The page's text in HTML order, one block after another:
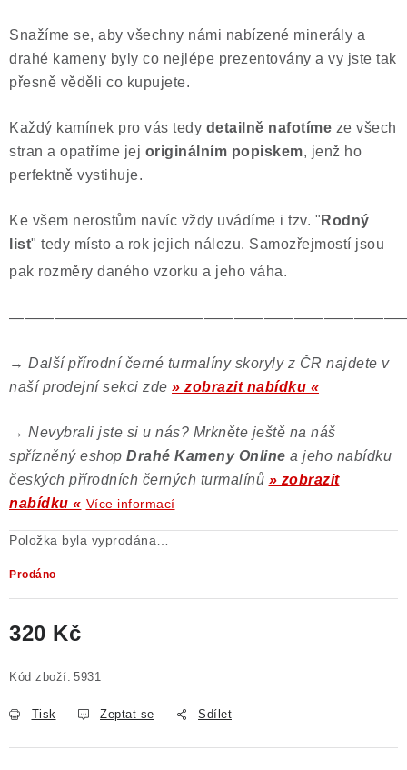
Snažíme se, aby všechny námi nabízené minerály a
drahé kameny byly co nejlépe prezentovány a vy jste tak
přesně věděli co kupujete.
Každý kamínek pro vás tedy detailně nafotíme ze všech
stran a opatříme jej originálním popiskem, jenž ho
perfektně vystihuje.
Ke všem nerostům navíc vždy uvádíme i tzv. " Rodný
list" tedy místo a rok jejich nálezu. Samozřejmostí jsou
pak rozměry daného vzorku a jeho váha.
→ Další přírodní černé turmalíny skoryly z ČR najdete v
naší prodejní sekci zde » zobrazit nabídku «
→ Nevybrali jste si u nás? Mrkněte ještě na náš
spřízněný eshop Drahé Kameny Online a jeho nabídku
českých přírodních černých turmalínů » zobrazit
nabídku « Více informací
Položka byla vyprodána…
Prodáno
320 Kč
Kód zboží: 5931
Tisk Zeptat se Sdílet